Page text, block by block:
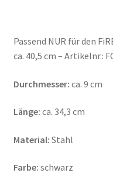
Passend NUR für den
ca. 40,5 cm – Artikelnr.:
Durchmesser: ca. 9 cm
Länge: ca. 34,3 cm
Material: Stahl
Farbe: schwarz